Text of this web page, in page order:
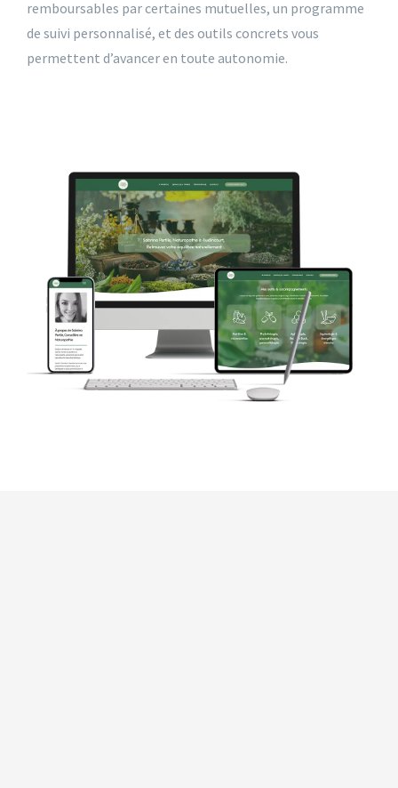
remboursables par certaines mutuelles, un programme
de suivi personnalisé, et des outils concrets vous
permettent d’avancer en toute autonomie.